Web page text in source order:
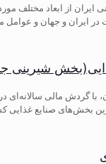
ایران از ابعاد مختلف
ایران و جهان و عوامل
شیرینی
بخش‌های صنایع غذایی